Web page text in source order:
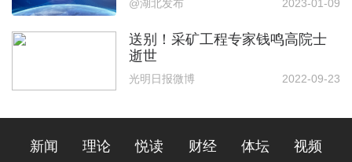
@湖北发布 2023-01-09
送别！采矿工程专家钱鸣高院士
逝世
光明日报微博 2022-09-23
新闻 理论 悦读 财经 体坛 视频